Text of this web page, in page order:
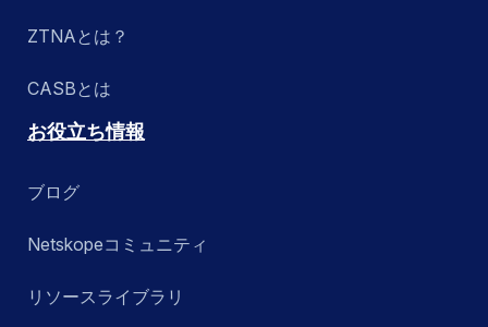
ZTNAとは？
CASBとは
お役立ち情報
ブログ
Netskopeコミュニティ
リソースライブラリ